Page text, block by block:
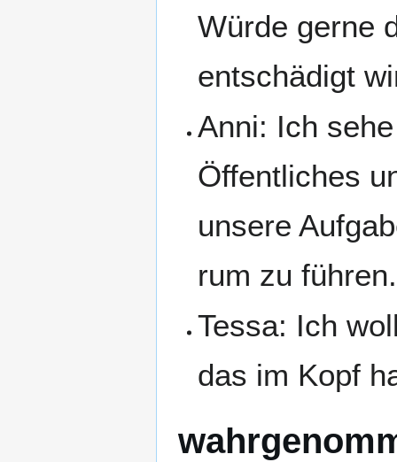
Würde gerne
entschädigt
Anni: Ich
Öffentliches
unsere
rum zu führen.
Tessa: Ich
das im Kopf